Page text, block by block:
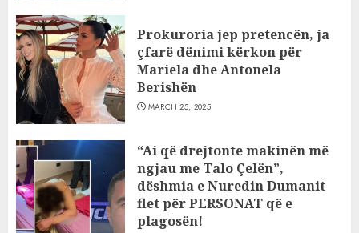
Prokuroria jep pretencën, ja
çfarë dënimi kërkon për
Mariela dhe Antonela
Berishën
MARCH 25, 2025
“Ai që drejtonte makinën më
ngjau me Talo Çelën”,
dëshmia e Nuredin Dumanit
flet për PERSONAT që e
plagosën!